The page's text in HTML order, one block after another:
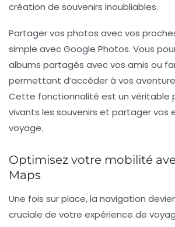
création de souvenirs inoubliables.
Partager vos photos avec vos
simple avec Google Photos. Vous
albums partagés avec vos amis ou
permettant d’accéder à vos
Cette fonctionnalité est un véritable
vivants les souvenirs et partager vos
voyage.
Optimisez votre mobilité
Maps
Une fois sur place, la navigation
cruciale de votre expérience de